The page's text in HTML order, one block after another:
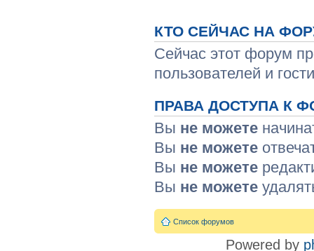
КТО СЕЙЧАС НА
Сейчас этот форум
пользователей и
ПРАВА ДОСТУПА К
Вы не можете
Вы не можете
Вы не можете
Вы не можете
Список форумов
Powered by